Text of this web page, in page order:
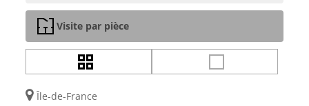
Visite par pièce
Île-de-France